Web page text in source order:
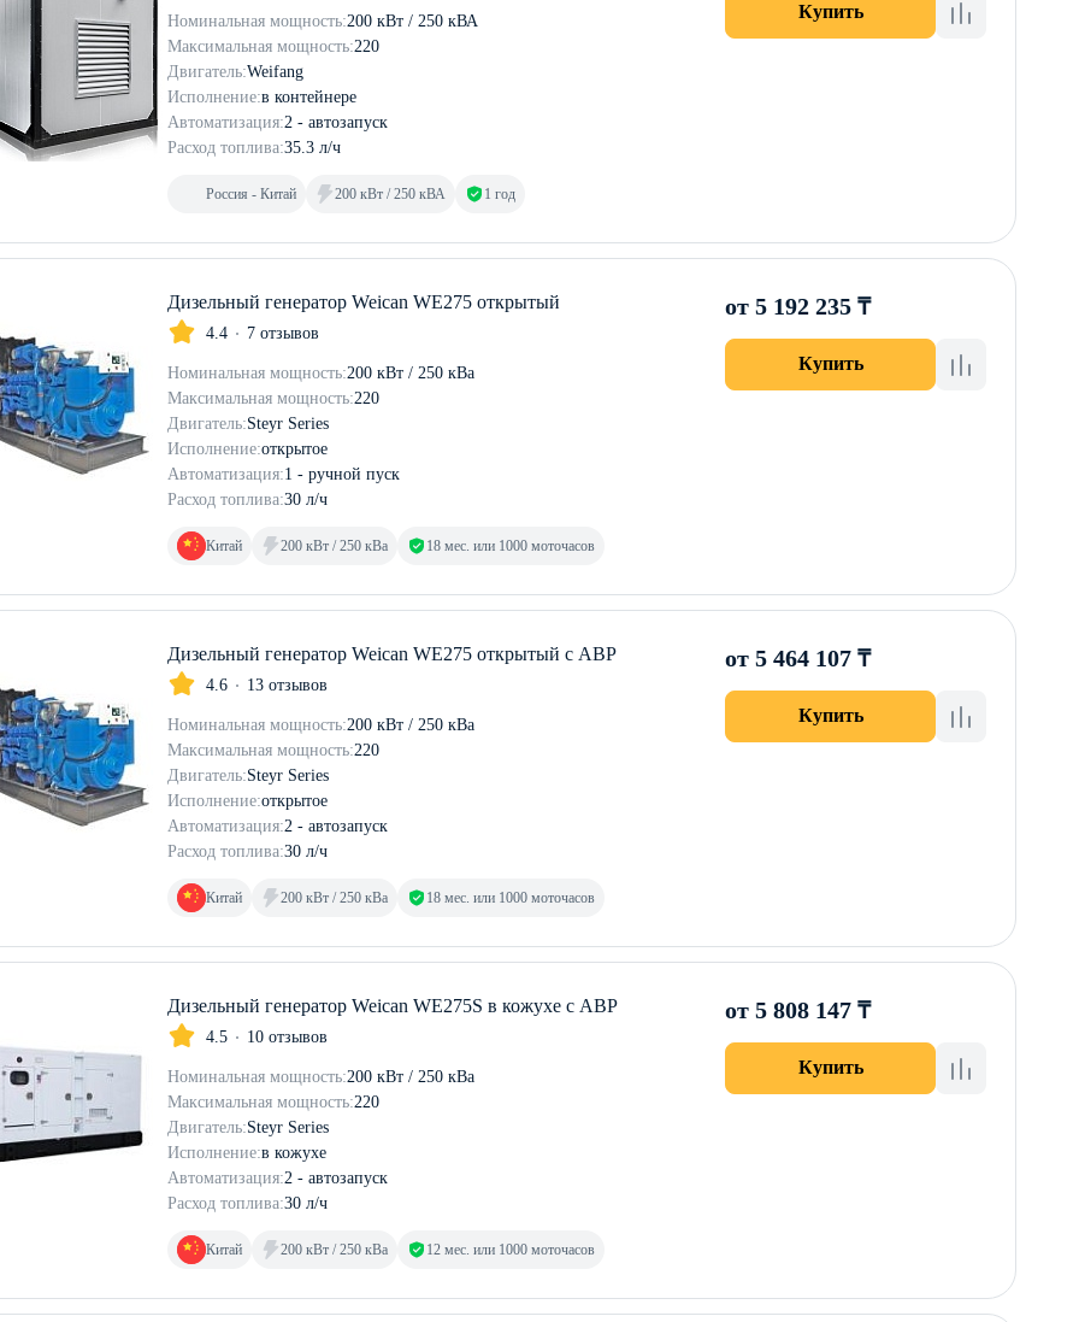
Номинальная мощность:200 кВт / 250 кВА
Максимальная мощность:220
Двигатель:Weifang
Исполнение:в контейнере
Автоматизация:2 - автозапуск
Расход топлива:35.3 л/ч
Россия - Китай 200 кВт / 250 кВА 1 год
Купить
Дизельный генератор Weican WE275 открытый
4.4 7 отзывов
Номинальная мощность:200 кВт / 250 кВа
Максимальная мощность:220
Двигатель:Steyr Series
Исполнение:открытое
Автоматизация:1 - ручной пуск
Расход топлива:30 л/ч
Китай 200 кВт / 250 кВа 18 мес. или 1000 моточасов
от 5 192 235 ₸
Купить
Дизельный генератор Weican WE275 открытый с АВР
4.6 13 отзывов
Номинальная мощность:200 кВт / 250 кВа
Максимальная мощность:220
Двигатель:Steyr Series
Исполнение:открытое
Автоматизация:2 - автозапуск
Расход топлива:30 л/ч
Китай 200 кВт / 250 кВа 18 мес. или 1000 моточасов
от 5 464 107 ₸
Купить
Дизельный генератор Weican WE275S в кожухе с АВР
4.5 10 отзывов
Номинальная мощность:200 кВт / 250 кВа
Максимальная мощность:220
Двигатель:Steyr Series
Исполнение:в кожухе
Автоматизация:2 - автозапуск
Расход топлива:30 л/ч
Китай 200 кВт / 250 кВа 12 мес. или 1000 моточасов
от 5 808 147 ₸
Купить